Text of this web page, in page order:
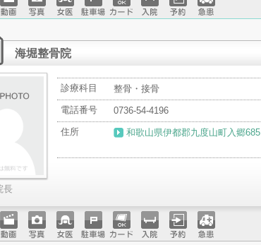
画 写真 女医 駐車場クレジ入院 予約 急患
海堀整骨院
長
診療科目
整骨・接骨
電話番号
0736-54-4196
住所
和歌山県伊都郡九度山町入郷685